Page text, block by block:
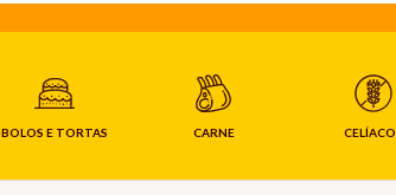
BOLOS E TORTAS CARNE